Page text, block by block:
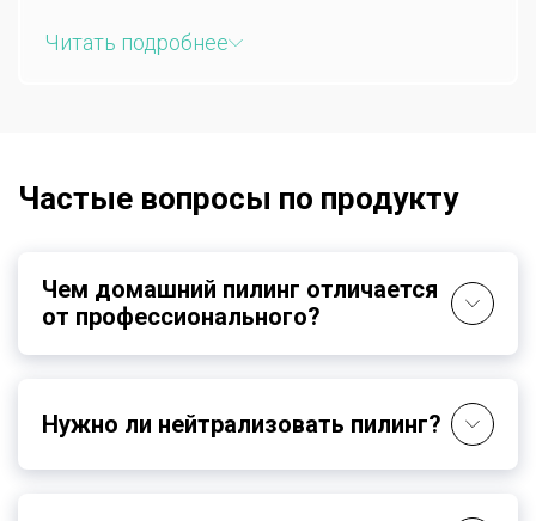
Комплекс церамидов
(гидроксиэтилмочевина, лактат натрия,
пролонгированное увлажнение,
способствуют повышению упругости и
Читать подробнее
Частые вопросы по продукту
Чем домашний пилинг отличается
от профессионального?
Нужно ли нейтрализовать пилинг?